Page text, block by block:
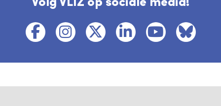
Volg VLIZ op sociale media!